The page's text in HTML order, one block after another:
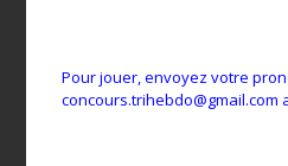
Pour jouer, envoyez votre
concours.trihebdo@gmail.com